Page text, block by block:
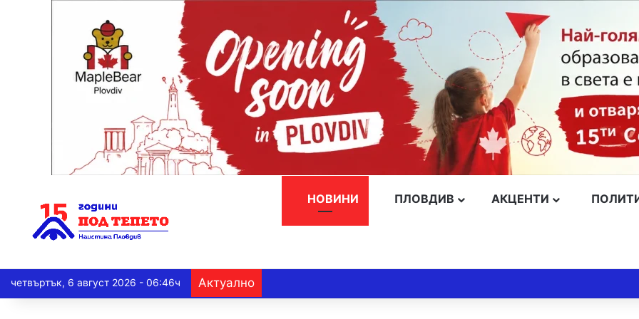
НОВИНИ ПЛОВДИВ АКЦЕНТИ
четвъртък, 6 август 2026 - 06:46ч Актуално